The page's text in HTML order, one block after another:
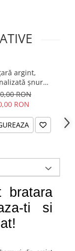
argint,
șnur
Nume și Simbol
RON
RON
bratara
ti si